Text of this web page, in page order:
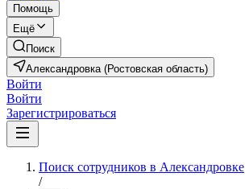
Помощь
Ещё
Поиск
Александровка (Ростовская область)
Войти
Войти
Зарегистрироваться
Поиск сотрудников в Александровке
/